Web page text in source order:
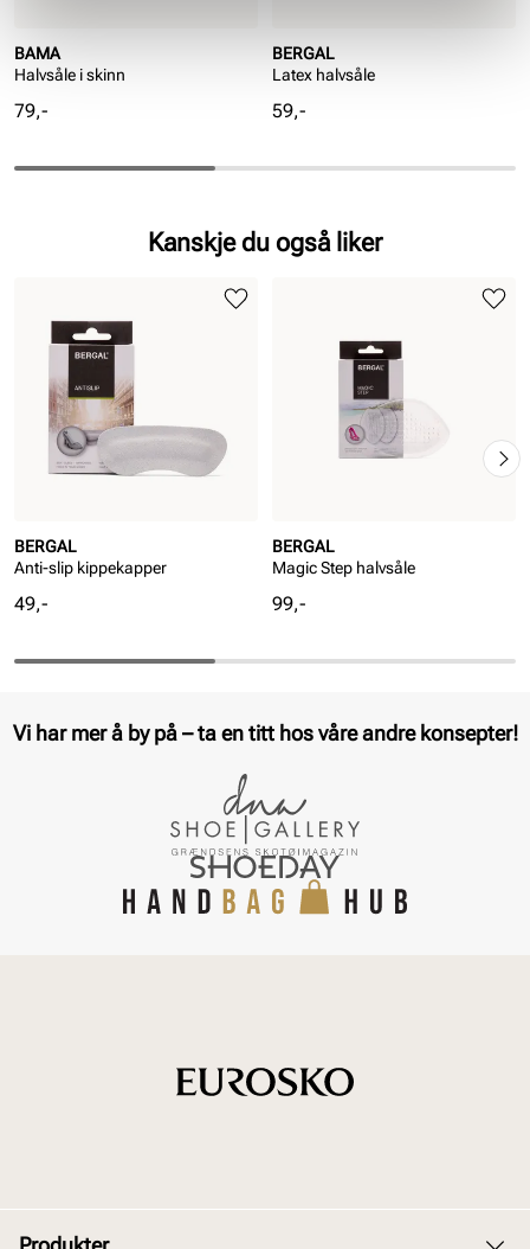
BAMA
Halvsåle i skinn
Pris
79,-
BERGAL
Latex halvsåle
Pris
59,-
Kanskje du også liker
BERGAL
Anti-slip kippekapper
Pris
49,-
BERGAL
Magic Step halvsåle
Pris
99,-
Vi har mer å by på – ta en titt hos våre andre konsepter!